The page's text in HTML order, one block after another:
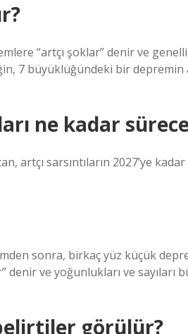
“artçı şoklar” denir ve
7 büyüklüğündeki bir depremin
ne kadar
artçı sarsıntıların 2027’ye
sonra, birkaç yüz küçük
ve yoğunlukları ve sayıları
görülür?